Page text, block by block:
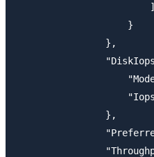
                        ]
                    }
                },
                },